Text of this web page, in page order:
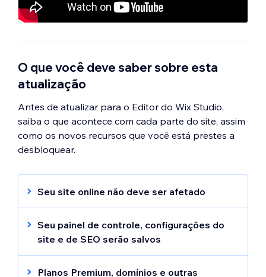
O que você deve saber sobre esta
atualização
Antes de atualizar para o Editor do Wix Studio,
saiba o que acontece com cada parte do site, assim
como os novos recursos que você está prestes a
desbloquear.
Seu site online não deve ser afetado
A versão online do site permanece
exatamente a mesma quando você executa
essa atualização. O site não sofre um tempo
Seu painel de controle, configurações do
site e de SEO serão salvos
Essa atualização não afeta as configurações
atuais do site. Quaisquer dados que você
Planos Premium, domínios e outras